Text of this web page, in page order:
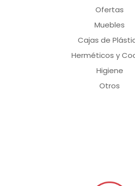
Ofertas
Muebles
Cajas de
Herméticos y
Higiene
Otros